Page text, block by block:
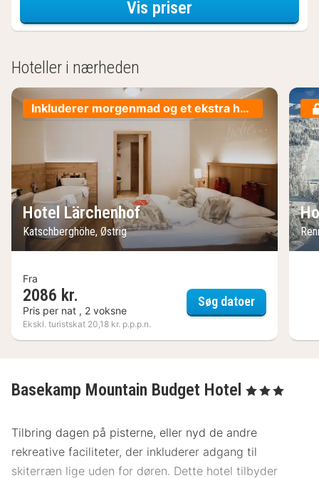
Vis priser
Hoteller i nærheden
Inkluderer morgenmad og et ekstra hovedmåltid
Hotel Lärchenhof
Katschberghöhe, Østrig
Fra
2086 kr.
Pris per nat , 2 voksne
Ekskl. turistskat 20,18 kr. p.p.p.n.
Søg datoerHotel
Basekamp Mountain Budget Hotel , 3 Stjerner
Tilbring dagen på pisterne, eller nyd de andre
rekreative faciliteter, der inkluderer adgang til
skiterræn lige uden for døren. Dette hotel tilbyder